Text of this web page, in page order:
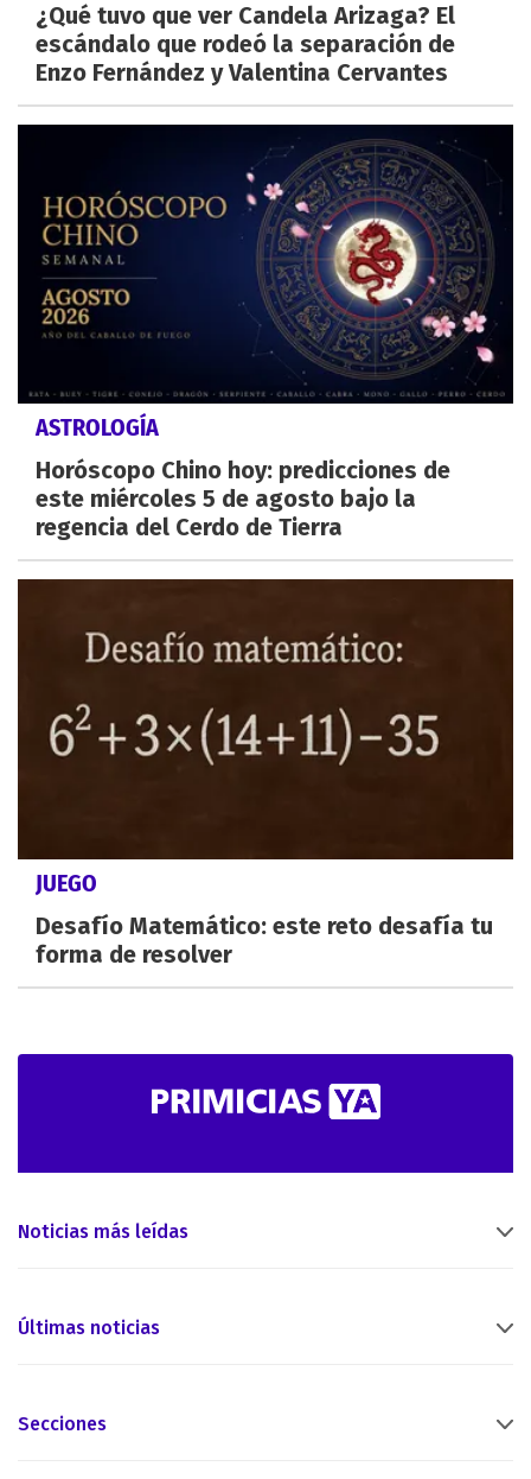
¿Qué tuvo que ver Candela Arizaga? El
escándalo que rodeó la separación de
Enzo Fernández y Valentina Cervantes
ASTROLOGÍA
Horóscopo Chino hoy: predicciones de
este miércoles 5 de agosto bajo la
regencia del Cerdo de Tierra
JUEGO
Desafío Matemático: este reto desafía tu
forma de resolver
Noticias más leídas
Últimas noticias
Secciones